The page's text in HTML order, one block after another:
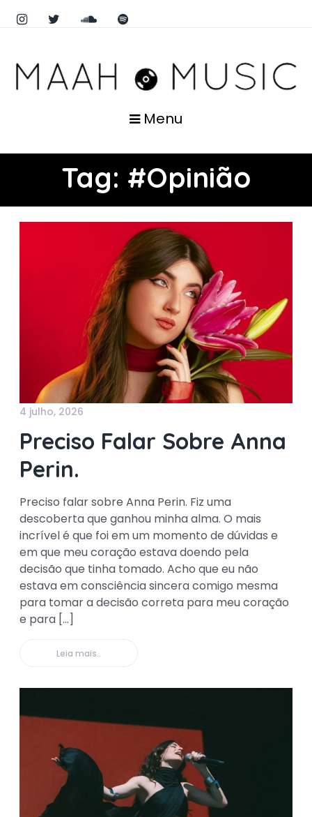
Menu
Tag: #Opinião
4 julho, 2026
Preciso Falar Sobre Anna
Perin.
Preciso falar sobre Anna Perin. Fiz uma
descoberta que ganhou minha alma. O mais
incrível é que foi em um momento de dúvidas e
em que meu coração estava doendo pela
decisão que tinha tomado. Acho que eu não
estava em consciência sincera comigo mesma
para tomar a decisão correta para meu coração
e para […]
Leia mais..